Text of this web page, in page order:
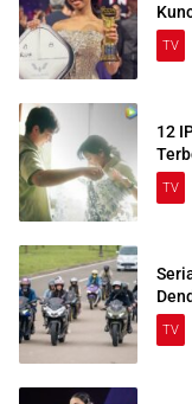
TV
12
TV
TV